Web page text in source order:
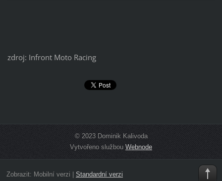
zdroj: Infront Moto Racing
© 2023 Dominik Kalivoda
Vytvořeno službou Webnode
Zobrazit: Mobilní verzi Standardní verzi